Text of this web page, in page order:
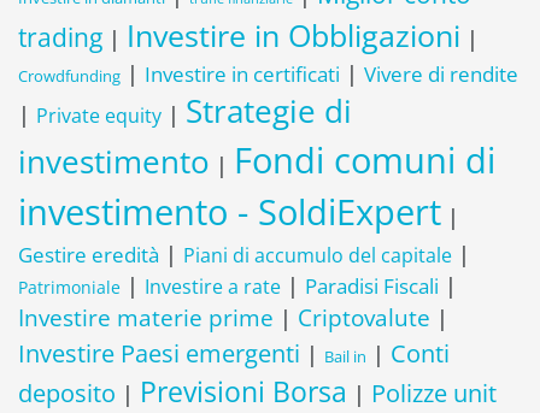
trading | Investire in Obbligazioni |
Crowdfunding | Investire in certificati | Vivere di rendite
| Private equity | Strategie di
investimento | Fondi comuni di
investimento - SoldiExpert |
Gestire eredità | Piani di accumulo del capitale |
Patrimoniale | Investire a rate | Paradisi Fiscali |
Investire materie prime | Criptovalute |
Investire Paesi emergenti | Bail in | Conti
deposito | Previsioni Borsa | Polizze unit